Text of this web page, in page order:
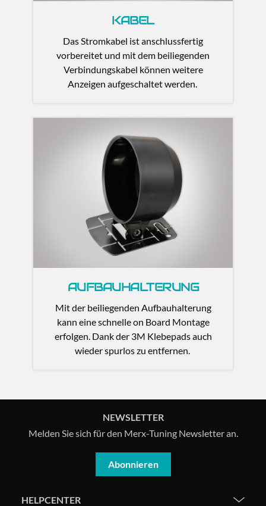
KABEL
Das Stromkabel ist anschlussfertig
vorbereitet und mit dem beiliegenden
Verbindungskabel können weitere
Anzeigen aufgeschaltet werden.
AUFBAUHALTERUNG
Mit der beiliegenden Aufbauhalterung
kann eine schnelle on Board Montage
erfolgen. Dank der 3M Klebepads auch
wieder spurlos zu entfernen.
HELPCENTER
NEWSLETTER
Melden Sie sich für den Merx-Tuning Newsletter an.
Abonnieren